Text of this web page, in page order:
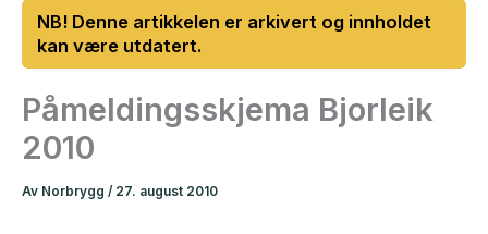
Påmeldingsskjema Bjorleik
2010
Av Norbrygg / 27. august 2010